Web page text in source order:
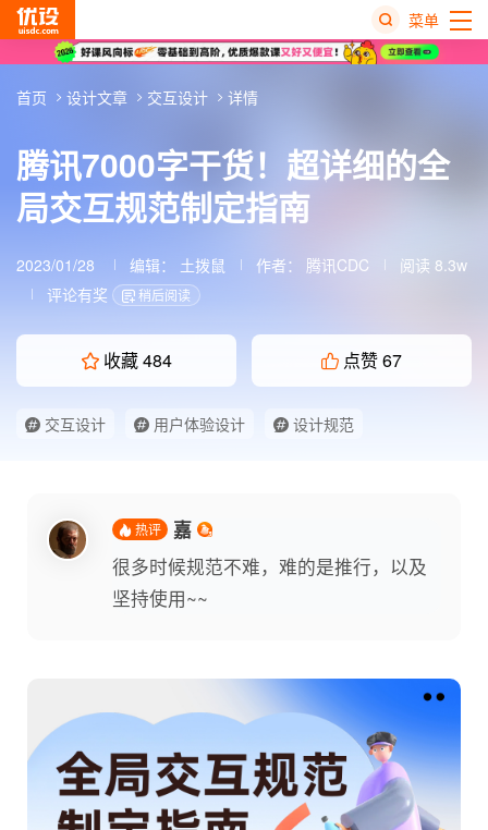
菜单
腾讯7000字干货！超详细的全
局交互规范制定指南
2023/01/28 编辑： 土拨鼠 作者： 腾讯CDC
阅读 8.3w
评论有奖
稍后阅读
收藏484 点赞67
交互设计 用户体验设计 设计规范
首页 设计文章 交互设计 详情
热评 嘉
很多时候规范不难，难的是推行，以及
坚持使用~~